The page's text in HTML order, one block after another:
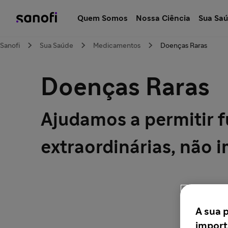
Quem Somos Nossa Ciência Sua
Sanofi Sua Saúde Medicamentos Doenças Raras
Doenças Raras
Ajudamos a permitir
extraordinárias, não
A sua